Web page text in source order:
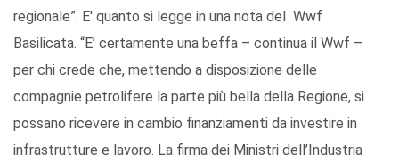
regionale”. E' quanto si legge in una nota del Wwf
Basilicata. “E’ certamente una beffa – continua il Wwf –
per chi crede che, mettendo a disposizione delle
compagnie petrolifere la parte più bella della Regione, si
possano ricevere in cambio finanziamenti da investire in
infrastrutture e lavoro. La firma dei Ministri dell’Industria